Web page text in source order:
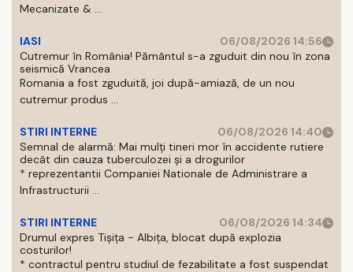
Mecanizate & ...
IASI
06/08/2026 14:56
Cutremur în România! Pământul s-a zguduit din nou în zona
seismică Vrancea
Romania a fost zguduită, joi după-amiază, de un nou
cutremur produs ...
STIRI INTERNE
06/08/2026 14:40
Semnal de alarmă: Mai mulți tineri mor în accidente rutiere
decât din cauza tuberculozei și a drogurilor
* reprezentantii Companiei Nationale de Administrare a
Infrastructurii ...
STIRI INTERNE
06/08/2026 14:34
Drumul expres Tișița - Albița, blocat după explozia
costurilor!
* contractul pentru studiul de fezabilitate a fost suspendat